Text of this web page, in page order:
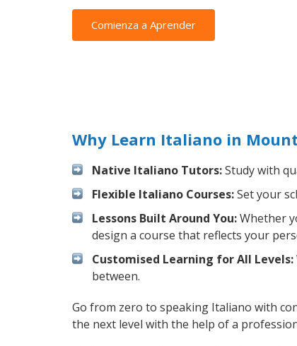
Comienza a Aprender
Why Learn Italiano in
Native Italiano Tutors:Study with
Flexible Italiano Courses:Set your
Lessons Built Around You:Whether
design a course that reflects your
Customised Learning for All Levels:
between.
Go from zero to speaking Italiano with
the next level with the help of a